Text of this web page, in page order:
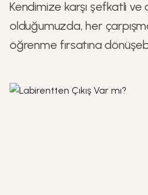
Kendimize karşı şefkatli ve
olduğumuzda, her
öğrenme fırsatına